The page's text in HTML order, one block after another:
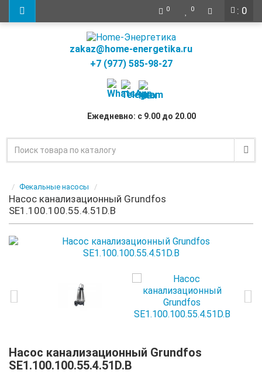
: 0
0 0
zakaz@home-energetika.ru
+7 (977) 585-98-27
Ежедневно: с 9.00 до 20.00
Фекальные насосы
Насос канализационный Grundfos
SE1.100.100.55.4.51D.B
Насос канализационный Grundfos
SE1.100.100.55.4.51D.B